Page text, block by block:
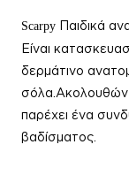
Scarpy Παιδικά
Είναι
δερμάτινο
παρέχει ένα
βαδίσματος.